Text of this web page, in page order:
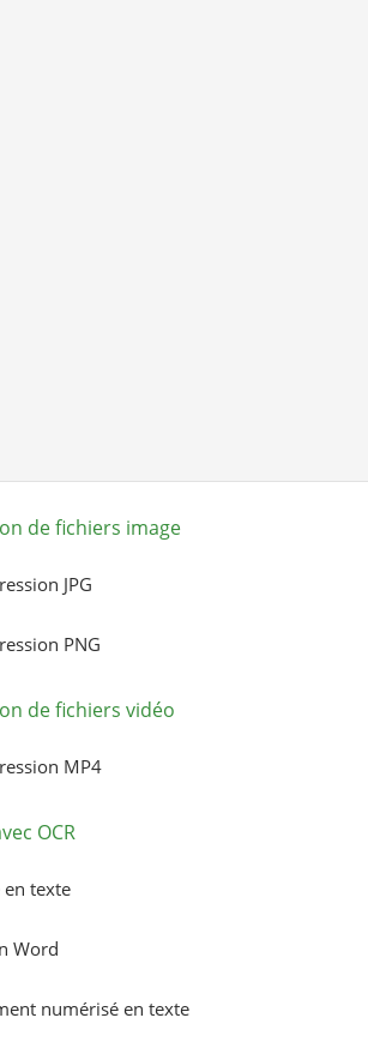
de fichiers image
JPG
PNG
de fichiers vidéo
MP4
OCR
en texte
Word
numérisé en texte